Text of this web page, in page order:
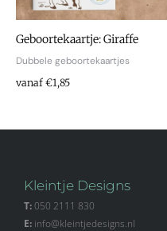
Geboortekaartje: Giraffe
Dubbele geboortekaartjes
vanaf €1,85
Kleintje Designs
T:050 2111 830
E: info@kleintjedesigns.nl